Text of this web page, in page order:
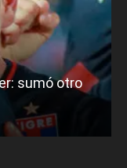
sumó otro